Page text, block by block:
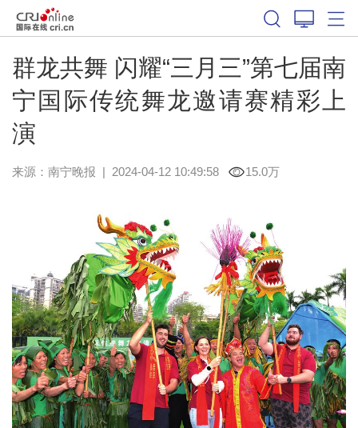
群龙共舞 闪耀“三月三”第七届南
宁国际传统舞龙邀请赛精彩上
演
来源： 南宁晚报 | 2024-04-12 10:49:58 15.0万